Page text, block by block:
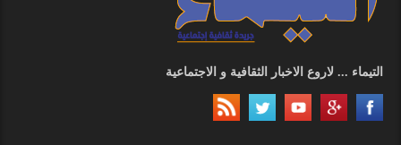
التيماء ... لاروع الاخبار الثقافية و الاجتماعية